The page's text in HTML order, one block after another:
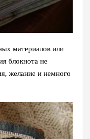
материалов или
блокнота не
желание и немного